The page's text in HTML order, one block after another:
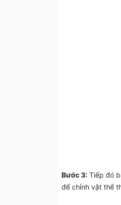
Bước 3: Tiếp đó
để chỉnh vật thể